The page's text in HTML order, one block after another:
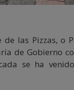
las Pizzas, o
de Gobierno
se ha